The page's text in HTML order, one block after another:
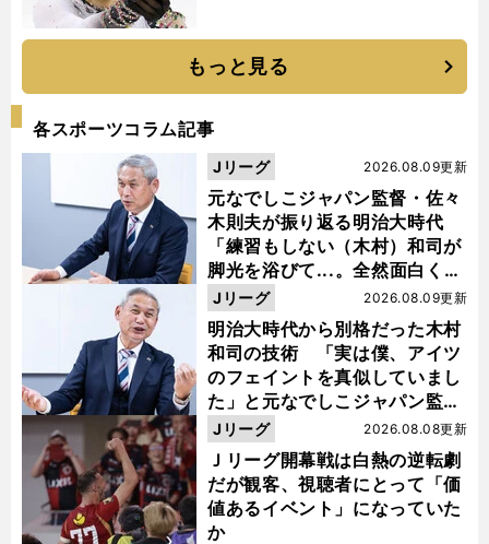
もっと見る
各スポーツコラム記事
元なでしこジャパン監督・佐々
木則夫が振り返る明治大時代
「練習もしない（木村）和司が
脚光を浴びて...。全然面白くな
い４年間でした」
2026.08.09更新
Jリーグ
明治大時代から別格だった木村
和司の技術 「実は僕、アイツ
のフェイントを真似していまし
た」と元なでしこジャパン監
督・佐々木則夫
2026.08.09更新
Jリーグ
Ｊリーグ開幕戦は白熱の逆転劇
だが観客、視聴者にとって「価
値あるイベント」になっていた
か
2026.08.08更新
Jリーグ